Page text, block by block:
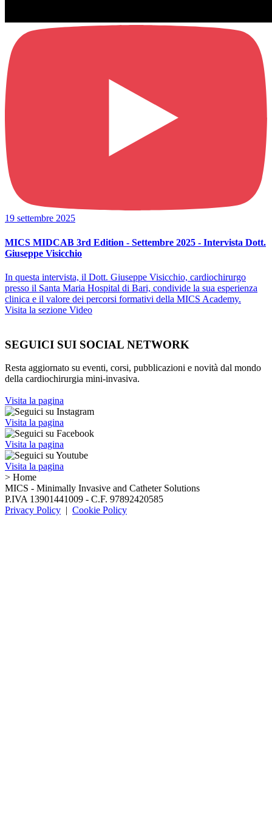
19 settembre 2025
MICS MIDCAB 3rd Edition - Settembre 2025 - Intervista Dott.
Giuseppe Visicchio
In questa intervista, il Dott. Giuseppe Visicchio, cardiochirurgo
presso il Santa Maria Hospital di Bari, condivide la sua esperienza
clinica e il valore dei percorsi formativi della MICS Academy.
Visita la sezione Video
SEGUICI SUI SOCIAL NETWORK
Resta aggiornato su eventi, corsi, pubblicazioni e novità dal mondo
della cardiochirurgia mini-invasiva.
Visita la pagina
Visita la pagina
Visita la pagina
Visita la pagina
> Home
MICS - Minimally Invasive and Catheter Solutions
P.IVA 13901441009 - C.F. 97892420585
Privacy Policy | Cookie Policy